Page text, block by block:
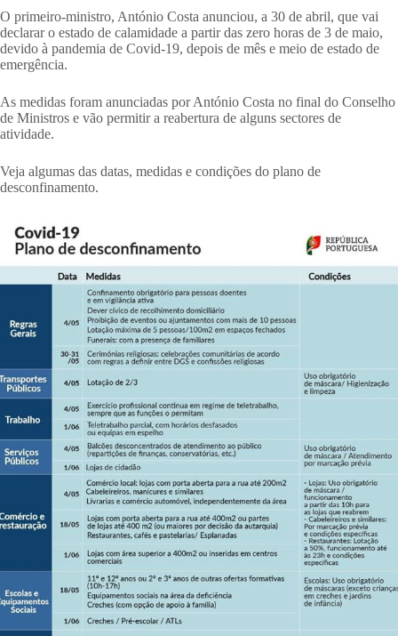
O primeiro-ministro, António Costa anunciou, a 30 de abril, que vai
declarar o estado de calamidade a partir das zero horas de 3 de maio,
devido à pandemia de Covid-19, depois de mês e meio de estado de
emergência.
As medidas foram anunciadas por António Costa no final do Conselho
de Ministros e vão permitir a reabertura de alguns sectores de
atividade.
Veja algumas das datas, medidas e condições do plano de
desconfinamento.